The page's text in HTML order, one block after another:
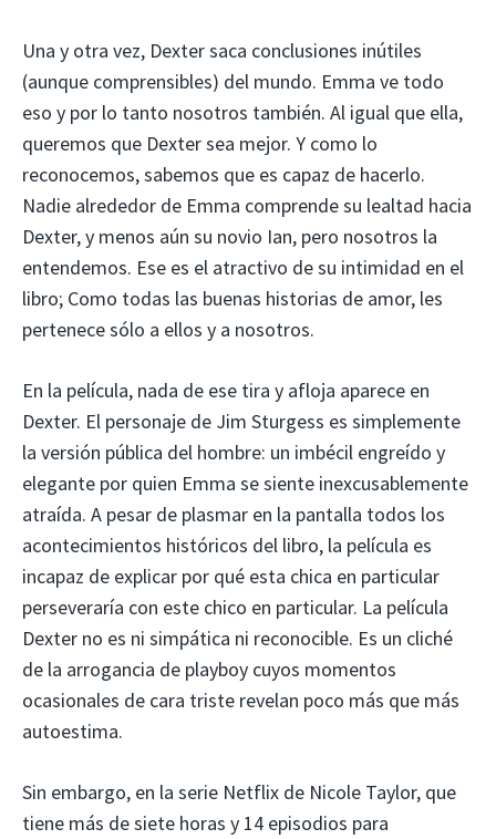
Una y otra vez, Dexter saca conclusiones inútiles
(aunque comprensibles) del mundo. Emma ve todo
eso y por lo tanto nosotros también. Al igual que ella,
queremos que Dexter sea mejor. Y como lo
reconocemos, sabemos que es capaz de hacerlo.
Nadie alrededor de Emma comprende su lealtad hacia
Dexter, y menos aún su novio Ian, pero nosotros la
entendemos. Ese es el atractivo de su intimidad en el
libro; Como todas las buenas historias de amor, les
pertenece sólo a ellos y a nosotros.
En la película, nada de ese tira y afloja aparece en
Dexter. El personaje de Jim Sturgess es simplemente
la versión pública del hombre: un imbécil engreído y
elegante por quien Emma se siente inexcusablemente
atraída. A pesar de plasmar en la pantalla todos los
acontecimientos históricos del libro, la película es
incapaz de explicar por qué esta chica en particular
perseveraría con este chico en particular. La película
Dexter no es ni simpática ni reconocible. Es un cliché
de la arrogancia de playboy cuyos momentos
ocasionales de cara triste revelan poco más que más
autoestima.
Sin embargo, en la serie Netflix de Nicole Taylor, que
tiene más de siete horas y 14 episodios para